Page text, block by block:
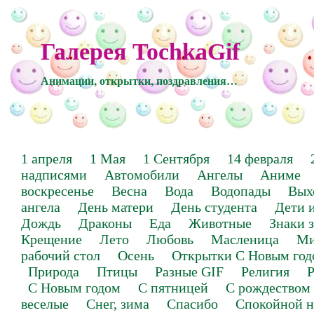
Галерея TochkaGif
Анимации, открытки, поздравления…
1 апреля 1 Мая 1 Сентября 14 февраля
надписями
Автомобили Ангелы
Аниме
воскресенье
Весна Вода Водопады
ангела
День матери День студента
Дети
Дождь
Драконы Еда Животные
Знаки
Крещение
Лето Любовь Масленица
рабочий стол
Осень
Открытки С Новым
Природа
Птицы Разные GIF Религия
С Новым годом
С пятницей
С рождеством
веселые
Снег, зима Спасибо
Спокойной